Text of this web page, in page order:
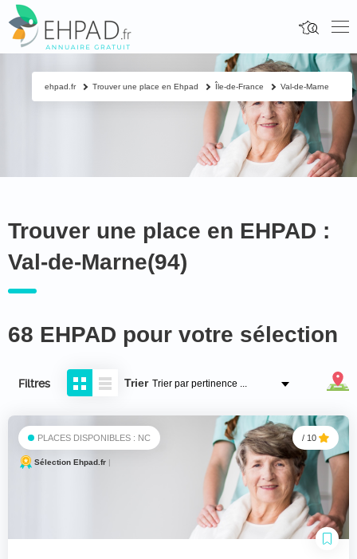
Trouver une place en EHPAD :
Val-de-Marne(94)
68 EHPAD pour votre sélection
Filtres Trier
PLACES DISPONIBLES : NC / 10
Sélection Ehpad.fr |
ehpad.fr Trouver une place en Ehpad Île-de-France Val-de-Marne